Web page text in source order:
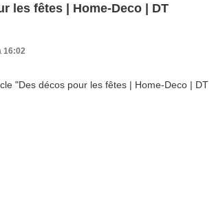
les fêtes | Home-Deco | DT
16:02